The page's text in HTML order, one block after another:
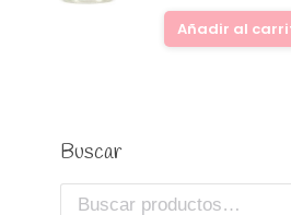
Añadir al
Buscar